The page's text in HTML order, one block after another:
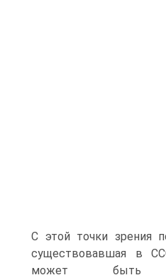
С этой точки зрения
существовавшая в
может быть